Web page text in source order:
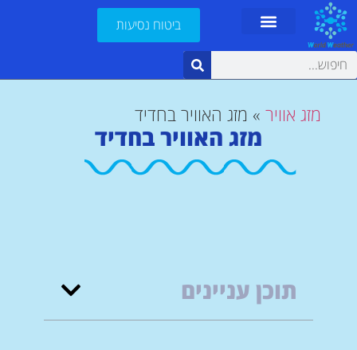
ביטוח נסיעות
מזג אוויר» מזג האוויר בחדיד
מזג האוויר בחדיד
תוכן עניינים